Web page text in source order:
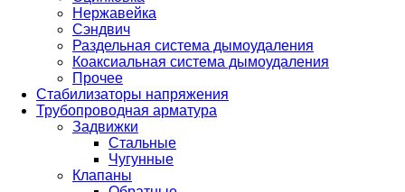
Нержавейка
Сэндвич
Раздельная система дымоудаления
Коаксиальная система дымоудаления
Прочее
Стабилизаторы напряжения
Трубопроводная арматура
Задвижки
Стальные
Чугунные
Клапаны